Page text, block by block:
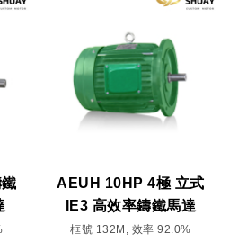
AEUH 10HP 4極 立式
IE3 高效率鑄鐵馬達
框號 132M, 效率 92.0%